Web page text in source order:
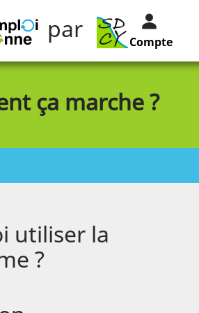
par Compte
ça marche ?
utiliser la
?